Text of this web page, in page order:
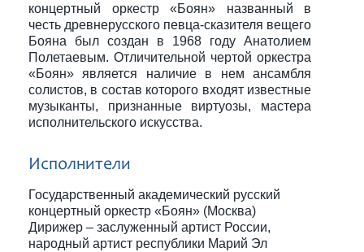
концертный оркестр «Боян» названный в
честь древнерусского певца-сказителя вещего
Бояна был создан в 1968 году Анатолием
Полетаевым. Отличительной чертой оркестра
«Боян» является наличие в нем ансамбля
солистов, в состав которого входят известные
музыканты, признанные виртуозы, мастера
исполнительского искусства.
Исполнители
Государственный академический русский
концертный оркестр «Боян» (Москва)
Дирижер – заслуженный артист России,
народный артист республики Марий Эл